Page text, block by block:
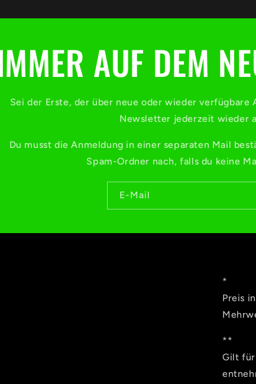
AUF DEM
Sei der Erste, der über neue oder wieder
Newsletter jederzeit wieder
Du musst die Anmeldung in einer separaten Mail
Spam-Ordner nach, falls du keine
E-Mail
*
Preis
**
Gilt für